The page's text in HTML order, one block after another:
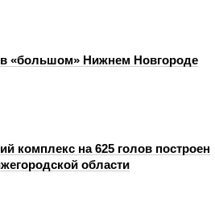
«большом» Нижнем Новгороде
комплекс на 625 голов построен
области